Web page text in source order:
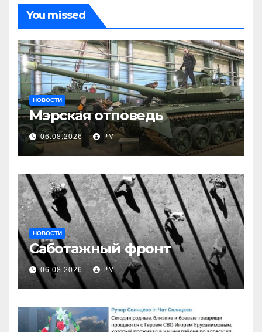
You missed
НОВОСТИ
Мэрская отповедь
06.08.2026 РМ
НОВОСТИ
Саботажный фронт
06.08.2026 РМ